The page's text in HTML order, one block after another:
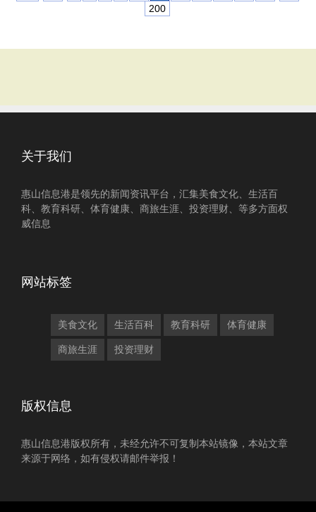
200
关于我们
惠山信息港是领先的新闻资讯平台，汇集美食文化、生活百
科、教育科研、体育健康、商旅生涯、投资理财、等多方面权
威信息
网站标签
美食文化 生活百科 教育科研 体育健康
商旅生涯 投资理财
版权信息
惠山信息港版权所有，未经允许不可复制本站镜像，本站文章
来源于网络，如有侵权请邮件举报！